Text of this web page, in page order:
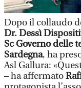
Dopo il collaudo
Dr. Dessì
Sc Governo delle
Sardegna, ha
Asl Gallura:
– ha affermato